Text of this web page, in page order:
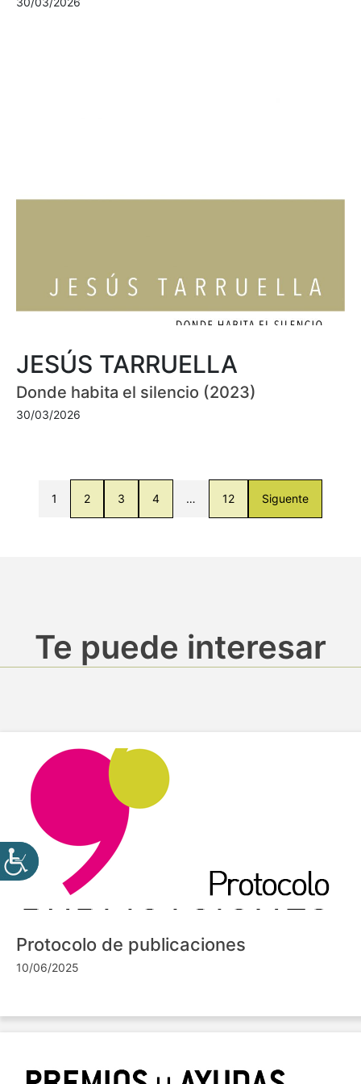
JESÚS TARRUELLA
Donde habita el silencio (2023)
30/03/2026
1 2 3 4 … 12 Siguente
Te puede interesar
Protocolo de publicaciones
10/06/2025